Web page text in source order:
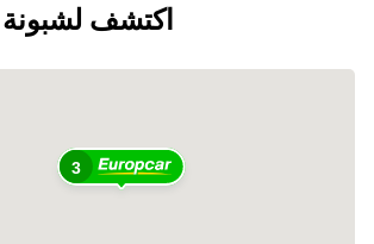
اكتشف لشبونة
3